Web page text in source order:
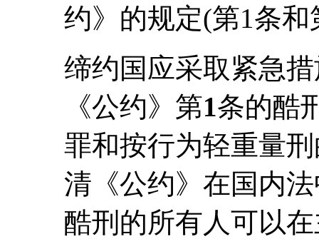
约》的规定(第1条和
缔约国应采取紧急
《公约》第1条的酷
罪和按行为轻重量
清《公约》在国内
酷刑的所有人可以